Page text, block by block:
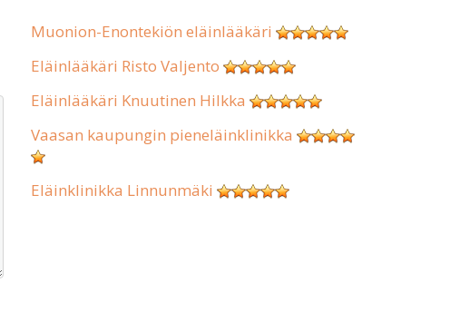
Muonion-Enontekiön eläinlääkäri
Eläinlääkäri Risto Valjento
Eläinlääkäri Knuutinen Hilkka
Vaasan kaupungin pieneläinklinikka
Eläinklinikka Linnunmäki